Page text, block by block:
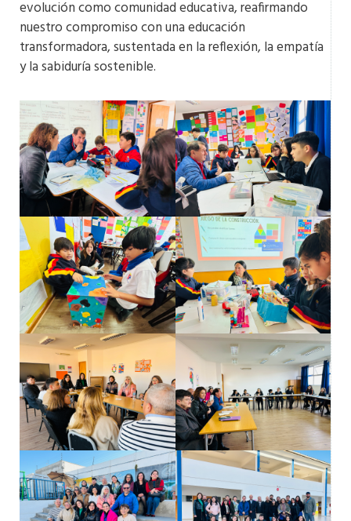
evolución como comunidad educativa, reafirmando
nuestro compromiso con una educación
transformadora, sustentada en la reflexión, la empatía
y la sabiduría sostenible.